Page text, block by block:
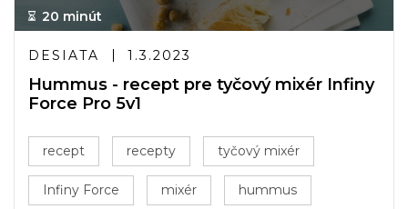
20 minút
DESIATA 1.3.2023
Hummus - recept pre tyčový mixér Infiny
Force Pro 5v1
recept recepty tyčový mixér
Infiny Force mixér hummus